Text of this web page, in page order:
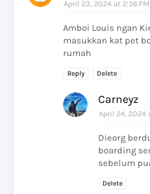
April 23, 2024 at 2:56 PM
Amboi Louis ngan
masukkan kat pet
rumah
Reply Delete
Carneyz
April 24, 2024
Dieorg
boarding
sebelum
Delete